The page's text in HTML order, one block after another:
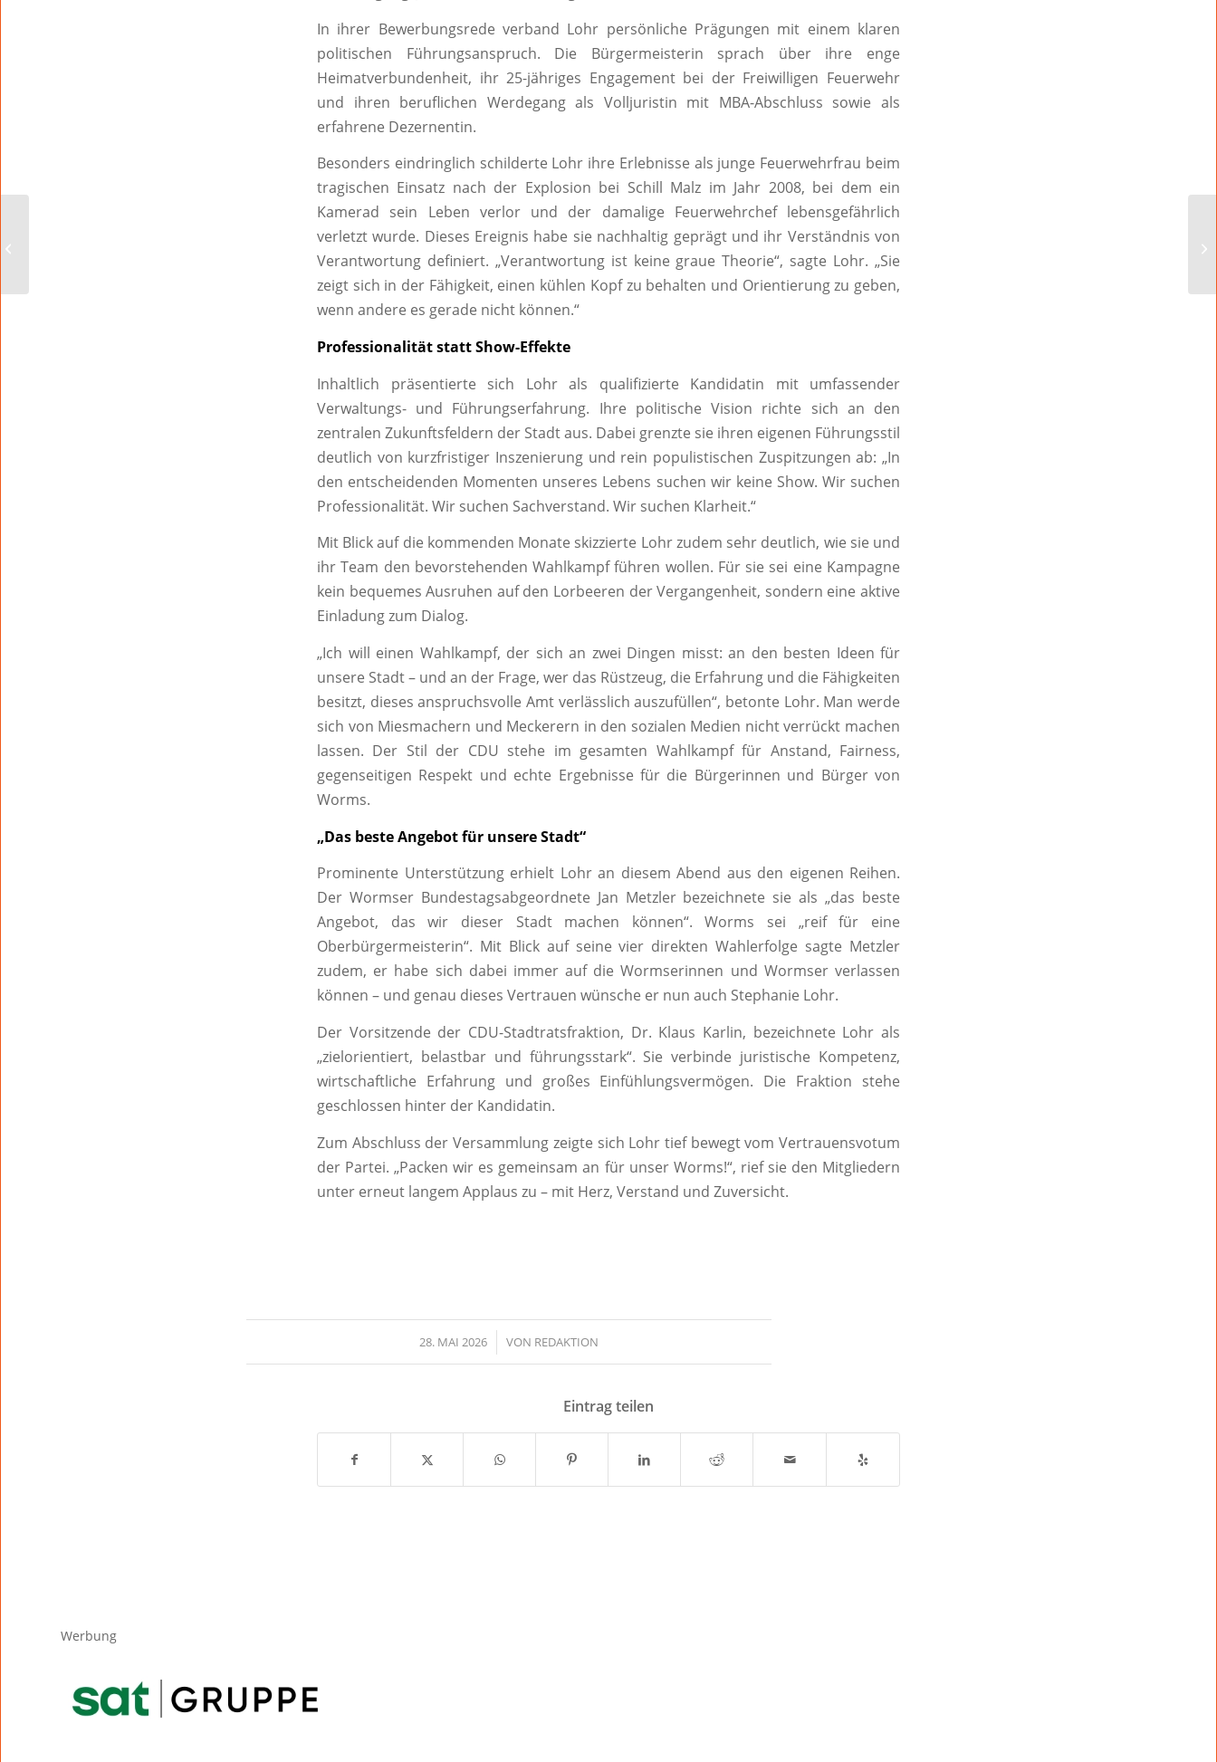
In ihrer Bewerbungsrede verband Lohr persönliche Prägungen mit einem klaren
politischen Führungsanspruch. Die Bürgermeisterin sprach über ihre enge
Heimatverbundenheit, ihr 25-jähriges Engagement bei der Freiwilligen Feuerwehr
und ihren beruflichen Werdegang als Volljuristin mit MBA-Abschluss sowie als
erfahrene Dezernentin.
Besonders eindringlich schilderte Lohr ihre Erlebnisse als junge Feuerwehrfrau beim
tragischen Einsatz nach der Explosion bei Schill Malz im Jahr 2008, bei dem ein
Kamerad sein Leben verlor und der damalige Feuerwehrchef lebensgefährlich
verletzt wurde. Dieses Ereignis habe sie nachhaltig geprägt und ihr Verständnis von
Verantwortung definiert. „Verantwortung ist keine graue Theorie“, sagte Lohr. „Sie
zeigt sich in der Fähigkeit, einen kühlen Kopf zu behalten und Orientierung zu geben,
wenn andere es gerade nicht können.“
Professionalität statt Show-Effekte
Inhaltlich präsentierte sich Lohr als qualifizierte Kandidatin mit umfassender
Verwaltungs- und Führungserfahrung. Ihre politische Vision richte sich an den
zentralen Zukunftsfeldern der Stadt aus. Dabei grenzte sie ihren eigenen Führungsstil
deutlich von kurzfristiger Inszenierung und rein populistischen Zuspitzungen ab: „In
den entscheidenden Momenten unseres Lebens suchen wir keine Show. Wir suchen
Professionalität. Wir suchen Sachverstand. Wir suchen Klarheit.“
Mit Blick auf die kommenden Monate skizzierte Lohr zudem sehr deutlich, wie sie und
ihr Team den bevorstehenden Wahlkampf führen wollen. Für sie sei eine Kampagne
kein bequemes Ausruhen auf den Lorbeeren der Vergangenheit, sondern eine aktive
Einladung zum Dialog.
„Ich will einen Wahlkampf, der sich an zwei Dingen misst: an den besten Ideen für
unsere Stadt – und an der Frage, wer das Rüstzeug, die Erfahrung und die Fähigkeiten
besitzt, dieses anspruchsvolle Amt verlässlich auszufüllen“, betonte Lohr. Man werde
sich von Miesmachern und Meckerern in den sozialen Medien nicht verrückt machen
lassen. Der Stil der CDU stehe im gesamten Wahlkampf für Anstand, Fairness,
gegenseitigen Respekt und echte Ergebnisse für die Bürgerinnen und Bürger von
Worms.
„Das beste Angebot für unsere Stadt“
Prominente Unterstützung erhielt Lohr an diesem Abend aus den eigenen Reihen.
Der Wormser Bundestagsabgeordnete Jan Metzler bezeichnete sie als „das beste
Angebot, das wir dieser Stadt machen können“. Worms sei „reif für eine
Oberbürgermeisterin“. Mit Blick auf seine vier direkten Wahlerfolge sagte Metzler
zudem, er habe sich dabei immer auf die Wormserinnen und Wormser verlassen
können – und genau dieses Vertrauen wünsche er nun auch Stephanie Lohr.
Der Vorsitzende der CDU-Stadtratsfraktion, Dr. Klaus Karlin, bezeichnete Lohr als
„zielorientiert, belastbar und führungsstark“. Sie verbinde juristische Kompetenz,
wirtschaftliche Erfahrung und großes Einfühlungsvermögen. Die Fraktion stehe
geschlossen hinter der Kandidatin.
Zum Abschluss der Versammlung zeigte sich Lohr tief bewegt vom Vertrauensvotum
der Partei. „Packen wir es gemeinsam an für unser Worms!“, rief sie den Mitgliedern
unter erneut langem Applaus zu – mit Herz, Verstand und Zuversicht.
28. MAI 2026
/ VON REDAKTION
Eintrag teilen
Werbung